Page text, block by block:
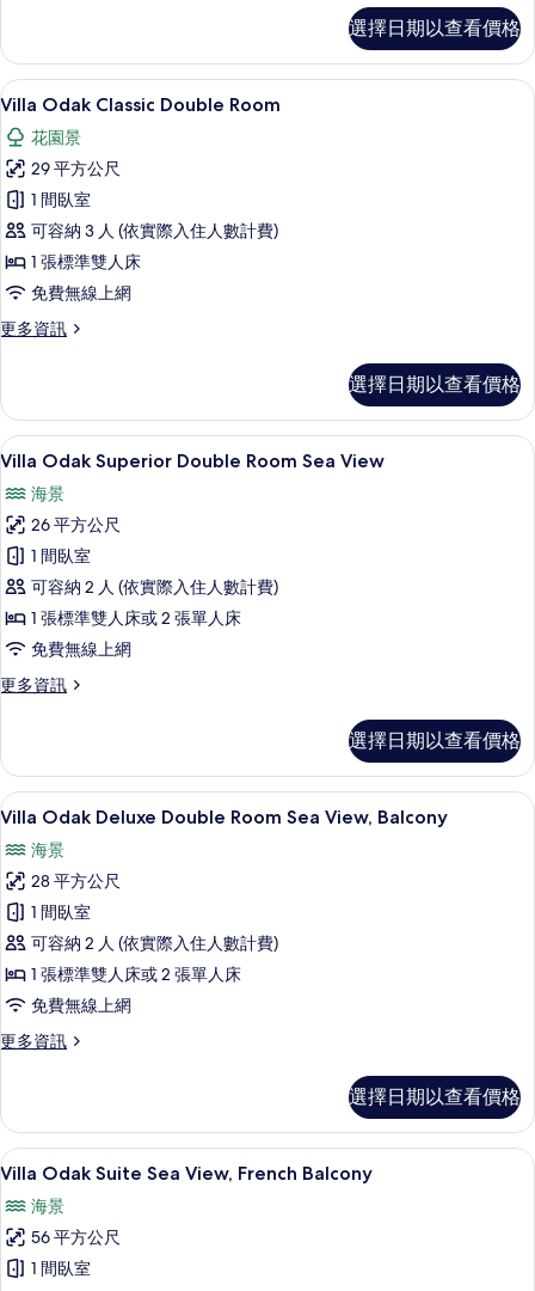
的
所
有
相
片
套
房,
陽
海
景
的
詳
情
選擇日期以查看價格
顯
示
Villa
Odak
Classic
Double
Room
的
所
片
Villa Odak Classic Double Room | 迷
4
Villa Odak Classic Double Room
花園景
29 平方公尺
1 間臥室
可容納 3 人 (依實際入住人數計費)
1 張標準雙人床
免費無線上網
更多資訊
更
Classic
Double
Room
詳
情
選擇日期以查看價格
顯
Villa
Odak
Superior
Double
Room
Sea
View
的
有
相
片
Villa Odak Superior Double Room
9
Villa Odak Superior Double Room Sea View
海景
26 平方公尺
1 間臥室
可容納 2 人 (依實際入住人數計費)
1 張標準雙人床或 2 張單人床
免費無線上網
更多資訊
更
Superior
Double
Room
View
的
詳
情
選擇日期以查看價格
顯
Villa
Odak
Deluxe
Double
Room
Sea
View,
Balcony
所
有
相
片
Villa Odak Deluxe Double Room
6
Villa Odak Deluxe Double Room Sea View, Balcony
海景
28 平方公尺
1 間臥室
可容納 2 人 (依實際入住人數計費)
1 張標準雙人床或 2 張單人床
免費無線上網
更多資訊
更
Deluxe
Double
Room
View,
Balcony
的
詳
選擇日期以查看價格
顯
Villa
Odak
Suite
Villa Odak
6
Villa Odak Suite Sea View, French Balcony
海景
56 平方公尺
1 間臥室